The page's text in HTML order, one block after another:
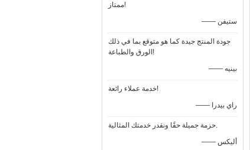
ممتاز!
—— ستيفن
جودة المنتج جيدة كما هو متوقع بما في ذلك
الورق والطباعة!
—— بينيه
خدمة عملاء رائعة!
—— راي بيدرا
حزمة جميلة حقًا ونقدر خدمتك المثالية.
—— أليكس